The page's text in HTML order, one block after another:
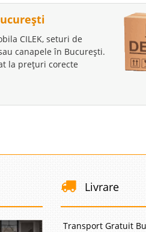
CILEK, seturi de
canapele în București.
la prețuri corecte
Livrare
Transport Gratuit